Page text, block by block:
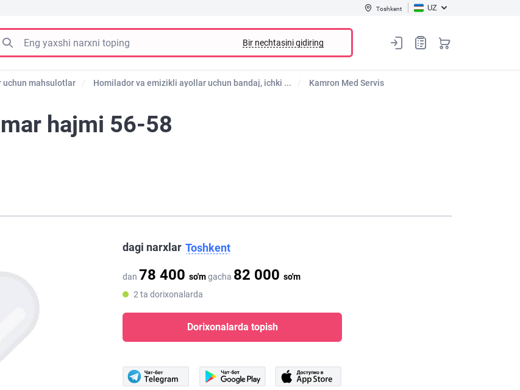
Toshkent UZ
Bir nechtasini qidiring
uchun mahsulotlar Homilador va emizikli ayollar uchun bandaj, ichki ... Kamron Med Servis
hajmi 56-58
dagi narxlar Toshkent
dan 78 400 so'mgacha 82 000 so'm
2 ta dorixonalarda
Dorixonalarda topish